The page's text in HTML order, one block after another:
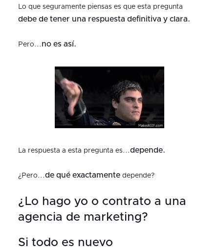
Lo que seguramente piensas es que esta pregunta
debe de tener una respuesta definitiva y clara.
Pero... no es así.
La respuesta a esta pregunta es...depende.
¿Pero...de qué exactamentedepende?
¿Lo hago yo o contrato a una
agencia de marketing?
Si todo es nuevo